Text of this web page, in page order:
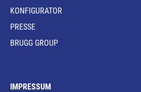
KONFIGURATOR
PRESSE
BRUGG GROUP
IMPRESSUM